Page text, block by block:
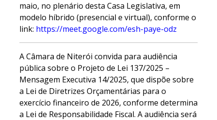
maio, no plenário desta Casa Legislativa, em
modelo híbrido (presencial e virtual), conforme o
link: https://meet.google.com/esh-paye-odz
A Câmara de Niterói convida para audiência
pública sobre o Projeto de Lei 137/2025 –
Mensagem Executiva 14/2025, que dispõe sobre
a Lei de Diretrizes Orçamentárias para o
exercício financeiro de 2026, conforme determina
a Lei de Responsabilidade Fiscal. A audiência será